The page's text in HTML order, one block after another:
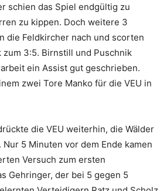
schien das Spiel endgültig zu
zu kippen. Doch weitere 3
die Feldkircher nach und scorten
3:5. Birnstill und Puschnik
ein Assist gut geschrieben.
zwei Tore Manko für die VEU in
die VEU weiterhin, die Wälder
5 Minuten vor dem Ende kamen
Versuch zum ersten
Gehringer, der bei 5 gegen 5